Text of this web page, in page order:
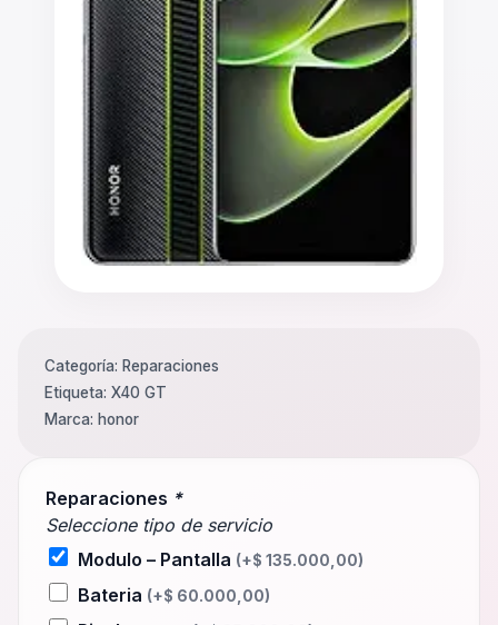
Reparaciones *
Seleccione tipo de servicio
Modulo – Pantalla (+$ 135.000,00)
Bateria (+$ 60.000,00)
Categoría: Reparaciones
Etiqueta: X40 GT
Marca: honor